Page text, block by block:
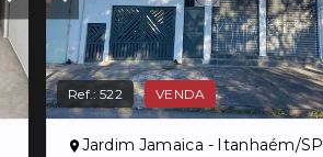
Ref.:522 VENDA
Jardim Jamaica - Itanhaém/SP